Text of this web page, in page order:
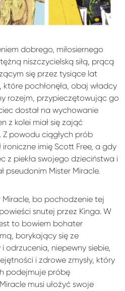
dobrego, miłosiernego
niszczycielską siłą, prącą
się przez tysiące lat
pochłonęła, obaj władcy
rozejm, przypieczętowując go
dostał na wychowanie
z kolei miał się zająć
powodu ciągłych prób
ironiczne imię Scott Free, a gdy
z piekła swojego dzieciństwa i
pseudonim Mister Miracle.
Miracle, bo pochodzenie tej
snutej przez Kinga. W
to bowiem bohater
borykający się ze
odrzucenia, niepewny siebie,
i zdrowe zmysły, który
podejmuje próbę
musi ułożyć swoje